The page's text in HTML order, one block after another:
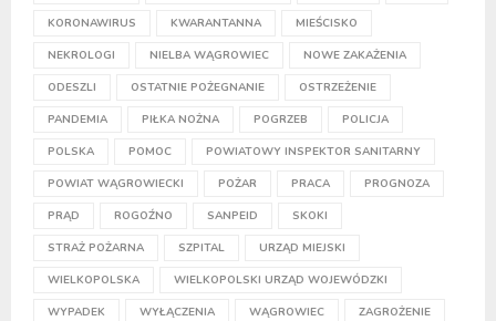
KORONAWIRUS KWARANTANNA MIEŚCISKO
NEKROLOGI NIELBA WĄGROWIEC NOWE ZAKAŻENIA
ODESZLI OSTATNIE POŻEGNANIE OSTRZEŻENIE
PANDEMIA PIŁKA NOŻNA POGRZEB POLICJA
POLSKA POMOC POWIATOWY INSPEKTOR SANITARNY
POWIAT WĄGROWIECKI POŻAR PRACA PROGNOZA
PRĄD ROGOŹNO SANPEID SKOKI
STRAŻ POŻARNA SZPITAL URZĄD MIEJSKI
WIELKOPOLSKA WIELKOPOLSKI URZĄD WOJEWÓDZKI
WYPADEK WYŁĄCZENIA WĄGROWIEC ZAGROŻENIE